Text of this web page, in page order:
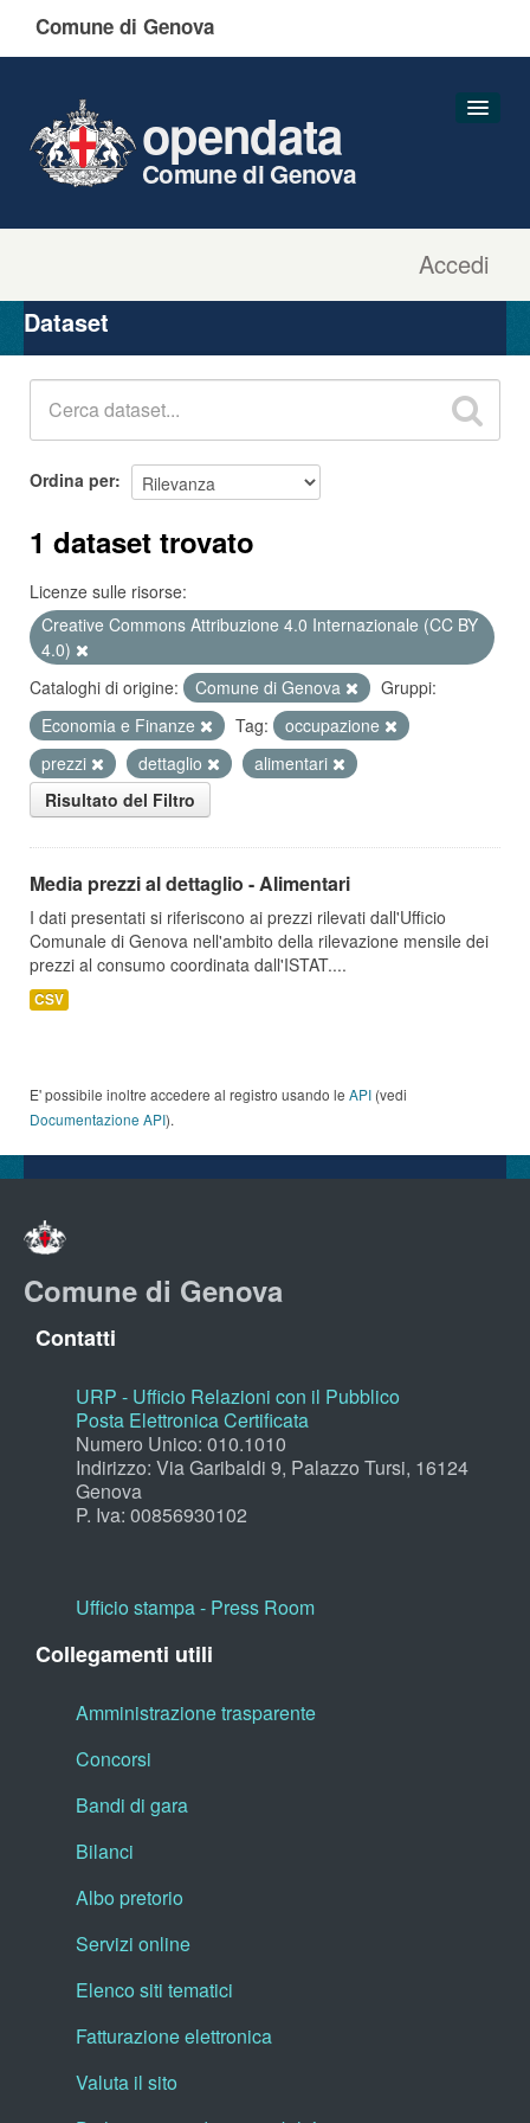
Comune di Genova
Accedi
opendata
Comune di Genova
Organizzazioni
Gruppi
Dataset
Ordina per
1 dataset trovato
Licenze sulle risorse:
Creative Commons Attribuzione 4.0 Internazionale (CC BY
4.0)
Cataloghi di origine:
Comune di Genova
Gruppi:
Economia e Finanze
Tag:
occupazione
prezzi
dettaglio
alimentari
Risultato del Filtro
Media prezzi al dettaglio - Alimentari
I dati presentati si riferiscono ai prezzi rilevati dall'Ufficio
Comunale di Genova nell'ambito della rilevazione mensile dei
prezzi al consumo coordinata dall'ISTAT....
CSV
E' possibile inoltre accedere al registro usando le API (vedi
Documentazione API).
Comune di Genova
Contatti
URP - Ufficio Relazioni con il Pubblico
Posta Elettronica Certificata
Numero Unico: 010.1010
Indirizzo: Via Garibaldi 9, Palazzo Tursi, 16124
Genova
P. Iva: 00856930102
Ufficio stampa - Press Room
Collegamenti utili
Amministrazione trasparente
Concorsi
Bandi di gara
Bilanci
Albo pretorio
Servizi online
Elenco siti tematici
Fatturazione elettronica
Valuta il sito